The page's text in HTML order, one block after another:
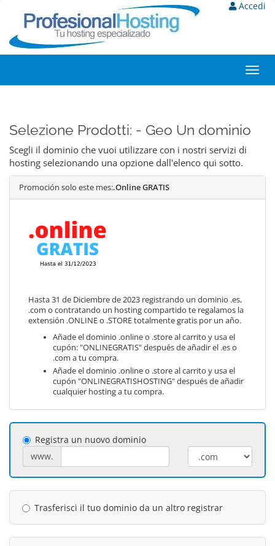
Accedi
Selezione Prodotti: - Geo Un dominio
Scegli il dominio che vuoi utilizzare con i nostri servizi di
hosting selezionando una opzione dall'elenco qui sotto.
Promoción solo este mes:.Online GRATIS
Hasta 31 de Diciembre de 2023 registrando un dominio .es,
.com o contratando un hosting compartido te regalamos la
extensión .ONLINE o .STORE totalmente gratis por un año.
Añade el dominio .online o .store al carrito y usa el
cupón: "ONLINEGRATIS" después de añadir el .es o
.com a tu compra.
Añade el dominio .online o .store al carrito y usa el
cupón "ONLINEGRATISHOSTING" después de añadir
cualquier hosting a tu compra.
Registra un nuovo dominio
www.
Trasferisci il tuo dominio da un altro registrar